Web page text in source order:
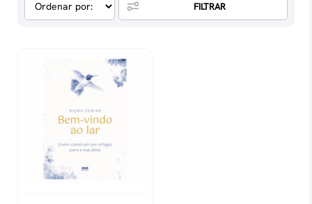
FILTRAR